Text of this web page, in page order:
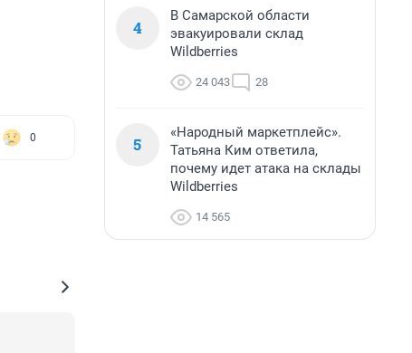
0
4
В Самарской области
эвакуировали склад
Wildberries
24 043 28
5
«Народный маркетплейс».
Татьяна Ким ответила,
почему идет атака на склады
Wildberries
14 565